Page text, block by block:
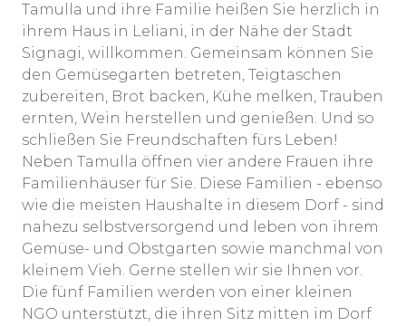
Tamulla und ihre Familie heißen Sie herzlich in
ihrem Haus in Leliani, in der Nähe der Stadt
Signagi, willkommen. Gemeinsam können Sie
den Gemüsegarten betreten, Teigtaschen
zubereiten, Brot backen, Kühe melken, Trauben
ernten, Wein herstellen und genießen. Und so
schließen Sie Freundschaften fürs Leben!
Neben Tamulla öffnen vier andere Frauen ihre
Familienhäuser für Sie. Diese Familien - ebenso
wie die meisten Haushalte in diesem Dorf - sind
nahezu selbstversorgend und leben von ihrem
Gemüse- und Obstgarten sowie manchmal von
kleinem Vieh. Gerne stellen wir sie Ihnen vor.
Die fünf Familien werden von einer kleinen
NGO unterstützt, die ihren Sitz mitten im Dorf